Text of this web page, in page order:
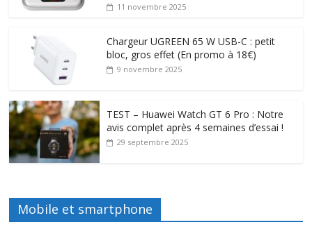
11 novembre 2025
Chargeur UGREEN 65 W USB-C : petit
bloc, gros effet (En promo à 18€)
9 novembre 2025
TEST – Huawei Watch GT 6 Pro : Notre
avis complet après 4 semaines d’essai !
29 septembre 2025
Mobile et smartphone